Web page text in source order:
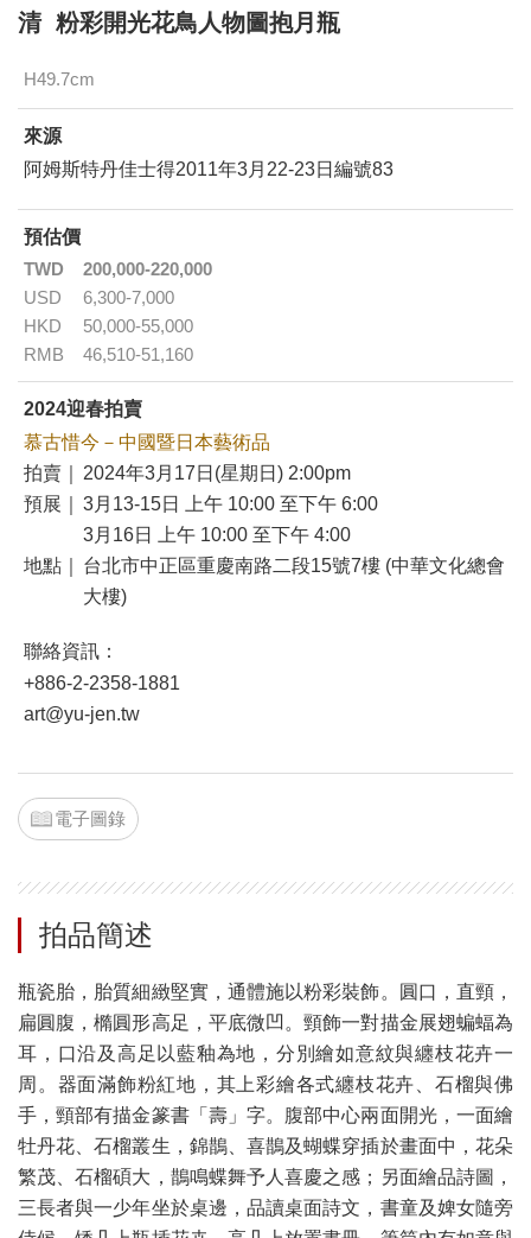
清 粉彩開光花鳥人物圖抱月瓶
H49.7cm
來源
阿姆斯特丹佳士得2011年3月22-23日編號83
預估價
TWD
200,000-220,000
USD
6,300-7,000
HKD
50,000-55,000
RMB
46,510-51,160
2024迎春拍賣
慕古惜今－中國暨日本藝術品
拍賣｜
2024年3月17日(星期日) 2:00pm
預展｜
3月13-15日 上午 10:00 至下午 6:00
3月16日 上午 10:00 至下午 4:00
地點｜
台北市中正區重慶南路二段15號7樓 (中華文化總會
大樓)
聯絡資訊：
+886-2-2358-1881
art@yu-jen.tw
電子圖錄
拍品簡述
瓶瓷胎，胎質細緻堅實，通體施以粉彩裝飾。圓口，直頸，
扁圓腹，橢圓形高足，平底微凹。頸飾一對描金展翅蝙蝠為
耳，口沿及高足以藍釉為地，分別繪如意紋與纏枝花卉一
周。器面滿飾粉紅地，其上彩繪各式纏枝花卉、石榴與佛
手，頸部有描金篆書「壽」字。腹部中心兩面開光，一面繪
牡丹花、石榴叢生，錦鵲、喜鵲及蝴蝶穿插於畫面中，花朵
繁茂、石榴碩大，鵲鳴蝶舞予人喜慶之感；另面繪品詩圖，
三長者與一少年坐於桌邊，品讀桌面詩文，書童及婢女隨旁